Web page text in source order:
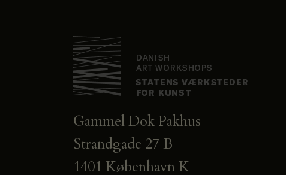
Gammel Dok Pakhus
Strandgade 27 B
1401 København K